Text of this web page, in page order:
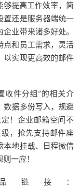
够提高工作效率，简
置还是服务器端统一
业带来诸多好处。
点和员工需求，灵活
以实现更高效的邮件
收件分组”的相关介
数据多份写入，规避
！ 企业邮箱空间不
，抢先支持邮件座
本地挂载、日程微信
一应！
链接：